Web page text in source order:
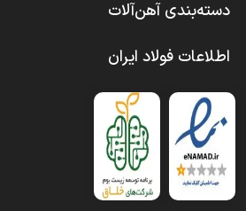
دسته‌بندی آهن‌آلات
قیمت هاش
میلگرد
قیمت آجدار
قیمت ساده
قوطی و پروفیل
قیمت معمولی
ناودانی
اطلاعات فولاد ایران
بلاگ
اتاق آهن‌فروشان
فروشندگان آهن آلات
تولیدکنندگان آهن آلات